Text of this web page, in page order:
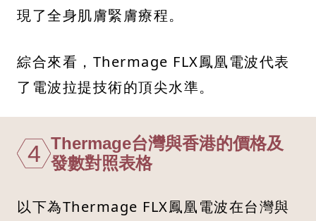
現了全身肌膚緊膚療程。
綜合來看，Thermage FLX鳳凰電波代表
了電波拉提技術的頂尖水準。
4 Thermage台灣與香港的價格及
發數對照表格
以下為Thermage FLX鳳凰電波在台灣與